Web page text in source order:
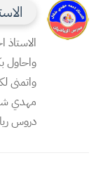
واحاول
واتمنى
مهدي
دروس